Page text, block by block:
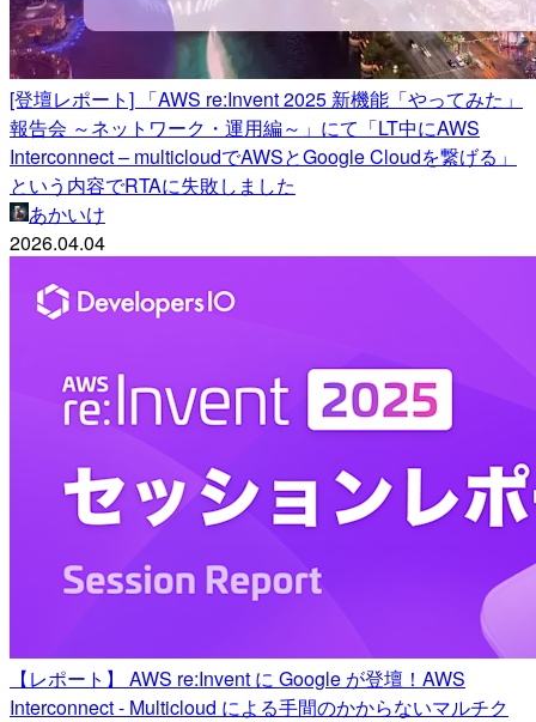
[登壇レポート] 「AWS re:Invent 2025 新機能「やってみた」
報告会 ～ネットワーク・運用編～」にて「LT中にAWS
Interconnect – multicloudでAWSとGoogle Cloudを繋げる」
という内容でRTAに失敗しました
あかいけ
2026.04.04
【レポート】 AWS re:Invent に Google が登壇！AWS
Interconnect - Multicloud による手間のかからないマルチク